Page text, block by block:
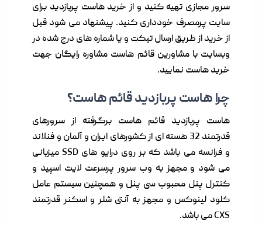
سرور مجازی تهیه کنید و از خرید هاست پربازدید برای
سایت پرمصرف خودداری کنید. پیشنهاد می شود قبل
از خرید از طریق ارسال تیکت و یا شماره های درج شده در
وبسایت با مشاورین قائم هاست مشاوره رایگان جهت
خرید هاست نمایید.
چرا هاست پربازدید قائم هاست؟
هاست پربازدید قائم هاست برگرفته از سرورهای
قدرتمند 32 هسته ای از کشورهای ایران و آلمان و فنلاند
و فرانسه می باشد که بر روی درایو های SSD میزبانی
می شود و مجهز به وب سرور پرسرعت لایت اسپید و
کنترل پنل محبوب سی پنل و همچنین سیستم عامل
کلود لینوکس و مجهز به آنتی شلر و اسکنر قدرتمند
CXS می باشد.